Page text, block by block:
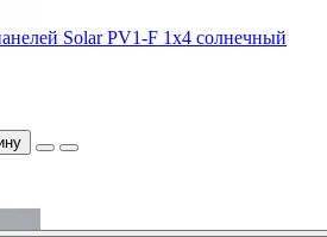
Solar PV1-F 1х4 солнечный